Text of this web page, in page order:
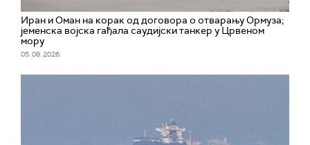
Иран и Оман на корак од договора о отварању Ормуза;
jеменска војска гађала саудијски танкер у Црвеном
мору
05. 08. 2026.